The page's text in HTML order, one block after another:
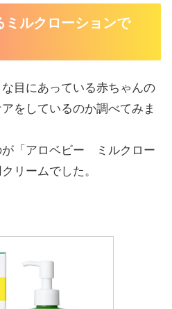
ミルクローションで
目にあっている赤ちゃんの
をしているのか調べてみま
が「アロベビー ミルクロー
リームでした。